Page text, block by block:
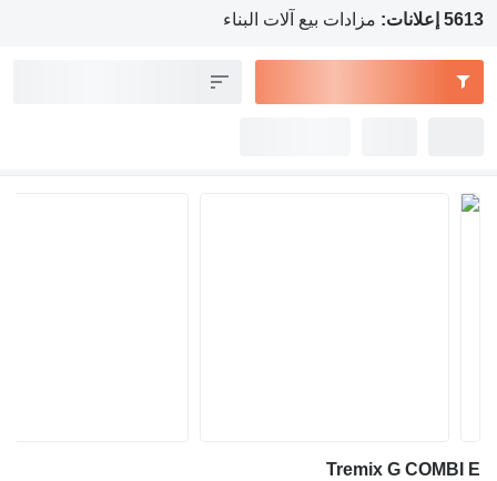
5613 إعلانات: مزادات بيع آلات البناء
Tremix G COMBI E